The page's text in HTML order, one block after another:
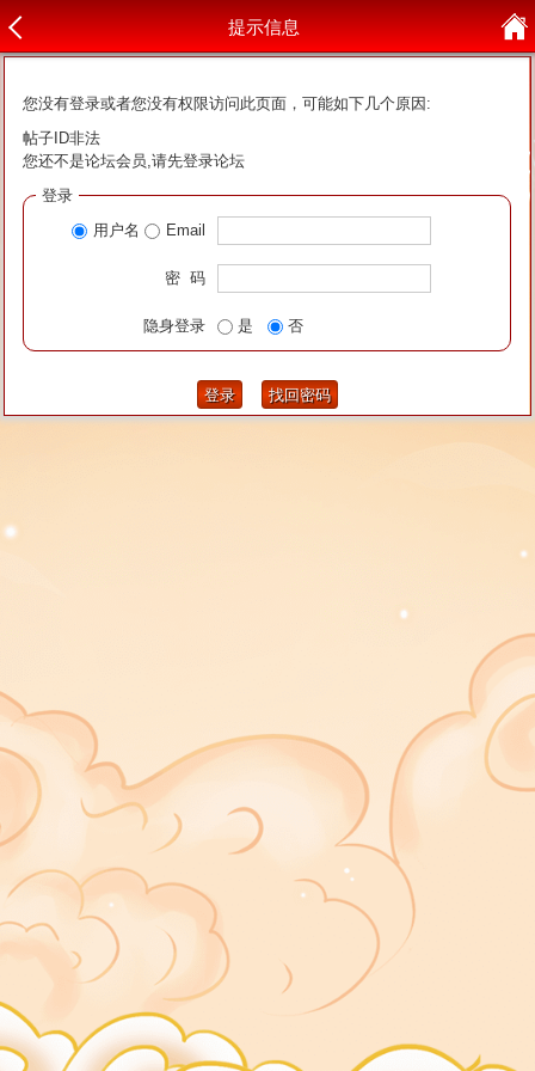
提示信息
您没有登录或者您没有权限访问此页面，可能如下几个原因:
帖子ID非法
您还不是论坛会员,请先登录论坛
登录
用户名
Email
密 码
隐身登录 是 否